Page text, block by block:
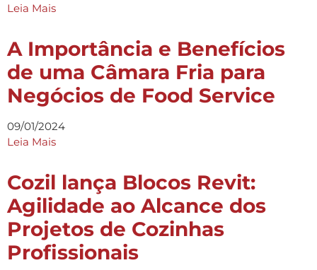
Leia Mais
A Importância e Benefícios
de uma Câmara Fria para
Negócios de Food Service
09/01/2024
Leia Mais
Cozil lança Blocos Revit:
Agilidade ao Alcance dos
Projetos de Cozinhas
Profissionais